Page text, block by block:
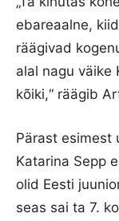
ebareaalne,
räägivad
alal nagu väike
kõiki,“ räägib
Pärast esimest
Katarina Sepp
olid Eesti
seas sai ta 7.